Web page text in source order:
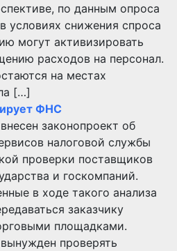
по данным опроса
условиях снижения спроса
могут активизировать
расходов на персонал.
на местах
[…]
ФНС
законопроект об
налоговой службы
проверки поставщиков
и госкомпаний.
в ходе такого анализа
заказчику
площадками.
проверять